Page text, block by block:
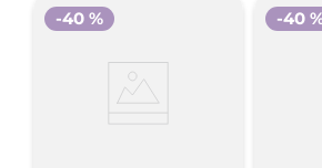
-40 % -40